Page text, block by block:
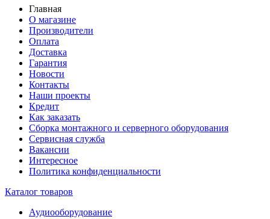
Главная
О магазине
Производители
Оплата
Доставка
Гарантия
Новости
Контакты
Наши проекты
Кредит
Как заказать
Сборка монтажного и серверного оборудования
Сервисная служба
Вакансии
Интересное
Политика конфиденциальности
Каталог товаров
Аудиооборудование